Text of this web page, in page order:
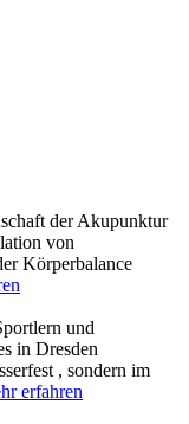
der Akupunktur
von
Körperbalance
und
in Dresden
, sondern im
erfahren